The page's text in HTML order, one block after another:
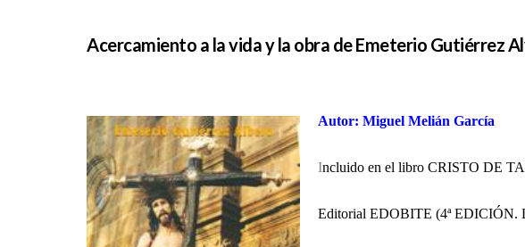
Acercamiento a la vida y la obra de Emeterio Gutiérrez
Autor: Miguel Melián García
Incluido en el libro CRISTO DE
Editorial EDOBITE (4ª EDICIÓN.